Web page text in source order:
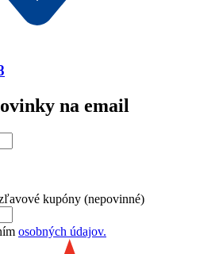
na email
kupóny (nepovinné)
osobných údajov.